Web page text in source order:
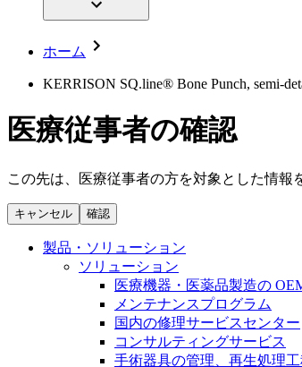
脳神経外科
手術用鋼製器具と滅菌コン
パワーシステム
縫合糸 / 皮膚用接着剤
血管内塞栓術
ソリューション
採用情報
サステナビリティ
お問合せフォーム
取材・撮影のお申込み
ニューススペース
会社
私たちの責任
ホーム
KERRISON SQ.line® Bone Punch, semi-
医療従事者の確認
この先は、医療従事者の方を対象とした情
キャンセル 確認
製品・ソリューション
ソリューション
医療機器・医薬品製造の
メンテナンスプログラム
国内の修理サービスセンター
コンサルティングサービス
手術器具の管理、再生処理